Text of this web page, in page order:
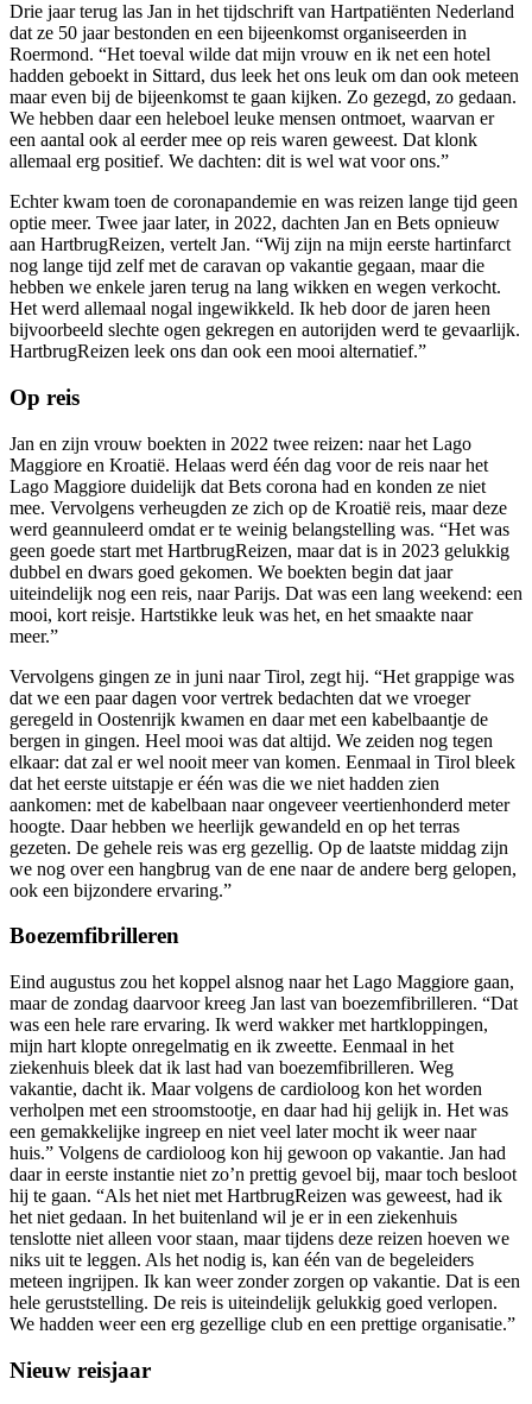
Drie jaar terug las Jan in het tijdschrift van Hartpatiënten Nederland
dat ze 50 jaar bestonden en een bijeenkomst organiseerden in
Roermond. “Het toeval wilde dat mijn vrouw en ik net een hotel
hadden geboekt in Sittard, dus leek het ons leuk om dan ook meteen
maar even bij de bijeenkomst te gaan kijken. Zo gezegd, zo gedaan.
We hebben daar een heleboel leuke mensen ontmoet, waarvan er
een aantal ook al eerder mee op reis waren geweest. Dat klonk
allemaal erg positief. We dachten: dit is wel wat voor ons.”
Echter kwam toen de coronapandemie en was reizen lange tijd geen
optie meer. Twee jaar later, in 2022, dachten Jan en Bets opnieuw
aan HartbrugReizen, vertelt Jan. “Wij zijn na mijn eerste hartinfarct
nog lange tijd zelf met de caravan op vakantie gegaan, maar die
hebben we enkele jaren terug na lang wikken en wegen verkocht.
Het werd allemaal nogal ingewikkeld. Ik heb door de jaren heen
bijvoorbeeld slechte ogen gekregen en autorijden werd te gevaarlijk.
HartbrugReizen leek ons dan ook een mooi alternatief.”
Op reis
Jan en zijn vrouw boekten in 2022 twee reizen: naar het Lago
Maggiore en Kroatië. Helaas werd één dag voor de reis naar het
Lago Maggiore duidelijk dat Bets corona had en konden ze niet
mee. Vervolgens verheugden ze zich op de Kroatië reis, maar deze
werd geannuleerd omdat er te weinig belangstelling was. “Het was
geen goede start met HartbrugReizen, maar dat is in 2023 gelukkig
dubbel en dwars goed gekomen. We boekten begin dat jaar
uiteindelijk nog een reis, naar Parijs. Dat was een lang weekend: een
mooi, kort reisje. Hartstikke leuk was het, en het smaakte naar
meer.”
Vervolgens gingen ze in juni naar Tirol, zegt hij. “Het grappige was
dat we een paar dagen voor vertrek bedachten dat we vroeger
geregeld in Oostenrijk kwamen en daar met een kabelbaantje de
bergen in gingen. Heel mooi was dat altijd. We zeiden nog tegen
elkaar: dat zal er wel nooit meer van komen. Eenmaal in Tirol bleek
dat het eerste uitstapje er één was die we niet hadden zien
aankomen: met de kabelbaan naar ongeveer veertienhonderd meter
hoogte. Daar hebben we heerlijk gewandeld en op het terras
gezeten. De gehele reis was erg gezellig. Op de laatste middag zijn
we nog over een hangbrug van de ene naar de andere berg gelopen,
ook een bijzondere ervaring.”
Boezemfibrilleren
Eind augustus zou het koppel alsnog naar het Lago Maggiore gaan,
maar de zondag daarvoor kreeg Jan last van boezemfibrilleren. “Dat
was een hele rare ervaring. Ik werd wakker met hartkloppingen,
mijn hart klopte onregelmatig en ik zweette. Eenmaal in het
ziekenhuis bleek dat ik last had van boezemfibrilleren. Weg
vakantie, dacht ik. Maar volgens de cardioloog kon het worden
verholpen met een stroomstootje, en daar had hij gelijk in. Het was
een gemakkelijke ingreep en niet veel later mocht ik weer naar
huis.” Volgens de cardioloog kon hij gewoon op vakantie. Jan had
daar in eerste instantie niet zo’n prettig gevoel bij, maar toch besloot
hij te gaan. “Als het niet met HartbrugReizen was geweest, had ik
het niet gedaan. In het buitenland wil je er in een ziekenhuis
tenslotte niet alleen voor staan, maar tijdens deze reizen hoeven we
niks uit te leggen. Als het nodig is, kan één van de begeleiders
meteen ingrijpen. Ik kan weer zonder zorgen op vakantie. Dat is een
hele geruststelling. De reis is uiteindelijk gelukkig goed verlopen.
We hadden weer een erg gezellige club en een prettige organisatie.”
Nieuw reisjaar